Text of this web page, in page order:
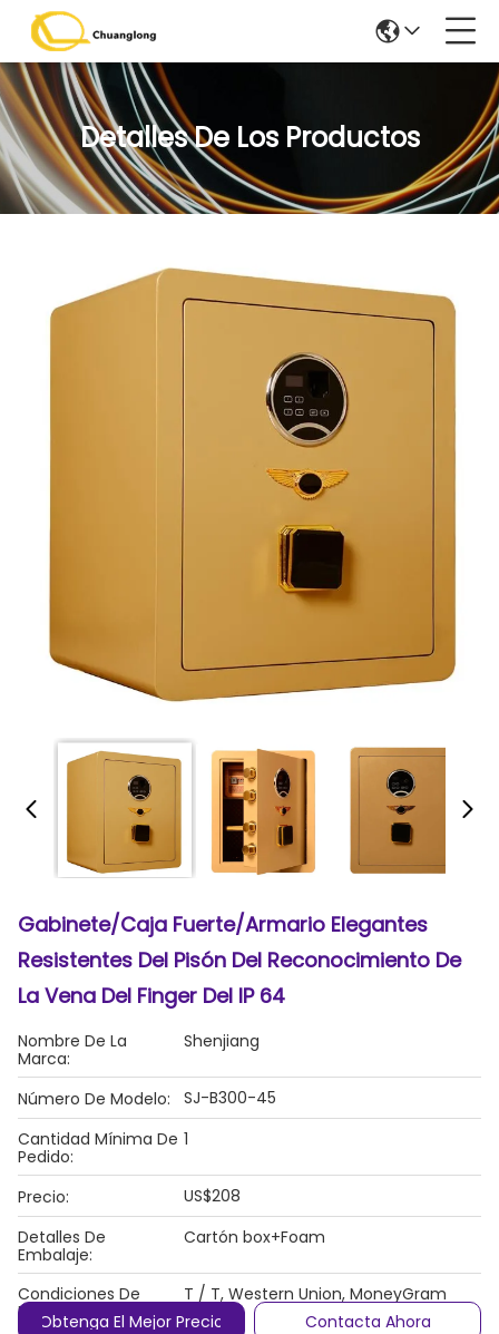
Detalles De Los Productos
Gabinete/caja Fuerte/armario Elegantes
Resistentes Del Pisón Del Reconocimiento De
La Vena Del Finger Del IP 64
Nombre De La
Marca:
Shenjiang
Número De Modelo:
SJ-B300-45
Cantidad Mínima De
Pedido:
1
Precio:
US$208
Detalles De
Embalaje:
Cartón box+Foam
Condiciones De
Pago:
T / T, Western Union, MoneyGram
Obtenga El Mejor Precio
Contacta Ahora